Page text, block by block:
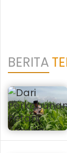
BERITA